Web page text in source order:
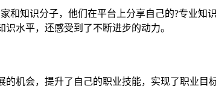
和知识分子，他们在平台上分享自己的?专业
水平，还感受到了不断进步的动力。
机会，提升了自己的职业技能，实现了职业目标